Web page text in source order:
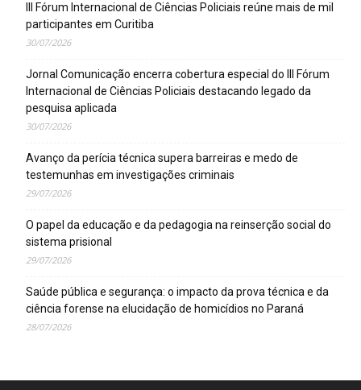
III Fórum Internacional de Ciências Policiais reúne mais de mil
participantes em Curitiba
30/07/2026
Jornal Comunicação encerra cobertura especial do III Fórum
Internacional de Ciências Policiais destacando legado da
pesquisa aplicada
30/07/2026
Avanço da perícia técnica supera barreiras e medo de
testemunhas em investigações criminais
29/07/2026
O papel da educação e da pedagogia na reinserção social do
sistema prisional
29/07/2026
Saúde pública e segurança: o impacto da prova técnica e da
ciência forense na elucidação de homicídios no Paraná
28/07/2026